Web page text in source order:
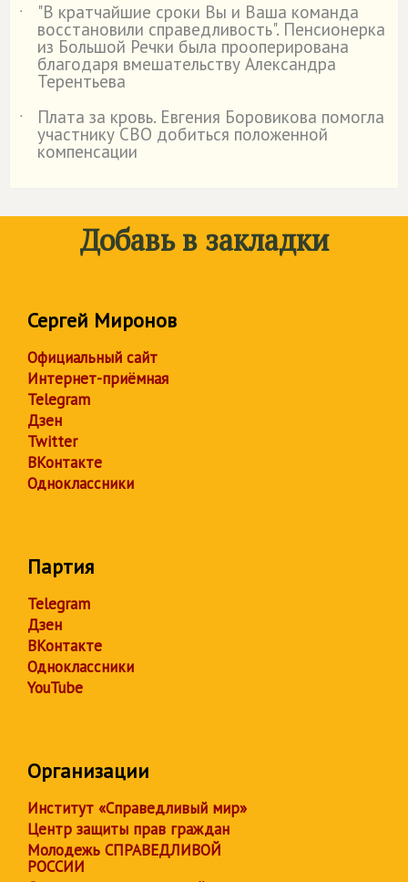
˙
"В кратчайшие сроки Вы и Ваша команда
восстановили справедливость". Пенсионерка
из Большой Речки была прооперирована
благодаря вмешательству Александра
Терентьева
˙
Плата за кровь. Евгения Боровикова помогла
участнику СВО добиться положенной
компенсации
Добавь в закладки
Сергей Миронов
Официальный сайт
Интернет-приёмная
Telegram
Дзен
Twitter
ВКонтакте
Одноклассники
Партия
Telegram
Дзен
ВКонтакте
Одноклассники
YouTube
Организации
Институт «Справедливый мир»
Центр защиты прав граждан
Молодежь СПРАВЕДЛИВОЙ
РОССИИ